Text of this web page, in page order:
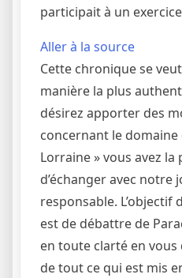
participait à un
Aller à la source
Cette chronique se
manière la plus
désirez apporter des
concernant le domaine
Lorraine » vous avez la
d’échanger avec notre
responsable.
est de débattre de
en toute clarté en
de tout ce qui est mis